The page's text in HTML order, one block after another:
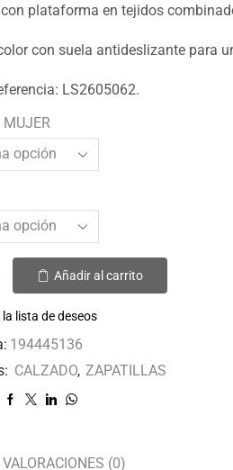
plataforma en tejidos
con suela antideslizante para
LS2605062.
Añadir al carrito
lista de deseos
194445136
CALZADO, ZAPATILLAS
VALORACIONES (0)